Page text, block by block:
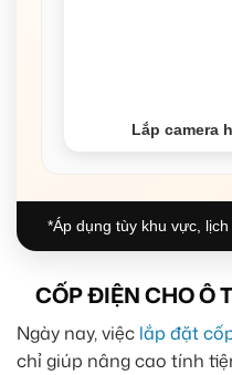
Lắp camera
*Áp dụng tùy khu vực,
CỐP ĐIỆN CHO Ô
Ngày nay, việc lắp đặt
chỉ giúp nâng cao tính